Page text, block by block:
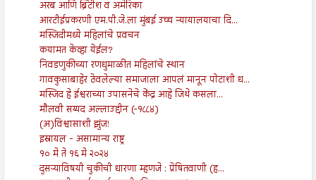
अरब आणि ब्रिटीश व अमेरिका
आरटीईप्रकरणी एम.पी.जे.ला मुंबई उच्च न्यायालयाचा दि...
मस्जिदीमध्ये महिलांचे प्रवचन
कयामत केव्हा येईल?
निवडणुकीच्या रणधुमाळीत महिलांचे स्थान
गावकुसाबाहेर ठेवलेल्या समाजाला आपलं मानून पोटाशी ध...
मस्जिद हे ईश्वराच्या उपासनेचे केंद्र आहे जिथे कसला...
मौलवी सय्यद अल्लाउद्दीन (-१८८४)
(अ)विश्वासाशी झुंज!
इस्रायल - असामान्य राष्ट्र
१० मे ते १६ मे २०२४
दुसऱ्याविषयी चुकीची धारणा म्हणजे : प्रेषितवाणी (ह...